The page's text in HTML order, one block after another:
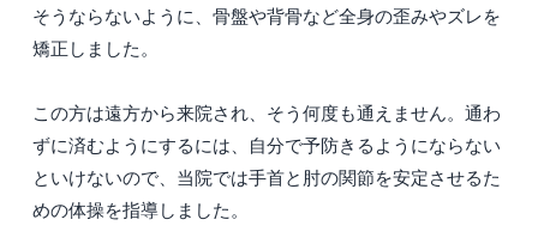
そうならないように、骨盤や背骨など全身の歪みやズレを
矯正しました。
この方は遠方から来院され、そう何度も通えません。通わ
ずに済むようにするには、自分で予防きるようにならない
といけないので、当院では手首と肘の関節を安定させるた
めの体操を指導しました。